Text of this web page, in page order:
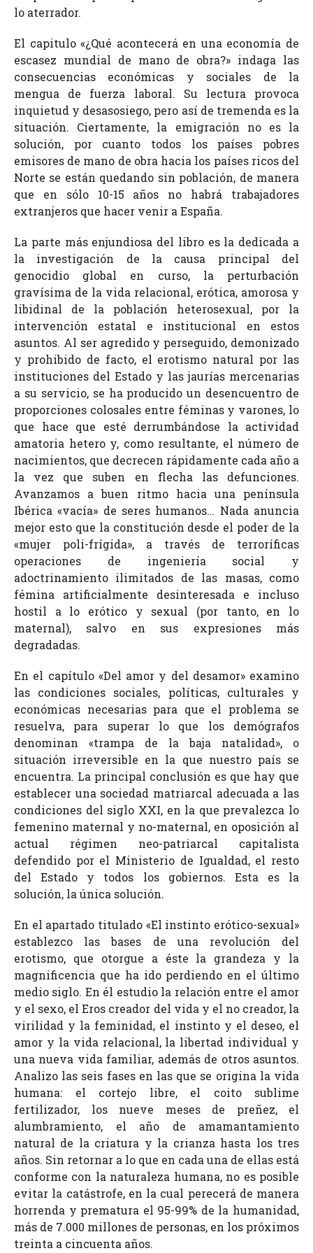
lo aterrador.
El capitulo «¿Qué acontecerá en una economía de
escasez mundial de mano de obra?» indaga las
consecuencias económicas y sociales de la
mengua de fuerza laboral. Su lectura provoca
inquietud y desasosiego, pero así de tremenda es la
situación. Ciertamente, la emigración no es la
solución, por cuanto todos los países pobres
emisores de mano de obra hacia los países ricos del
Norte se están quedando sin población, de manera
que en sólo 10-15 años no habrá trabajadores
extranjeros que hacer venir a España.
La parte más enjundiosa del libro es la dedicada a
la investigación de la causa principal del
genocidio global en curso, la perturbación
gravísima de la vida relacional, erótica, amorosa y
libidinal de la población heterosexual, por la
intervención estatal e institucional en estos
asuntos. Al ser agredido y perseguido, demonizado
y prohibido de facto, el erotismo natural por las
instituciones del Estado y las jaurías mercenarias
a su servicio, se ha producido un desencuentro de
proporciones colosales entre féminas y varones, lo
que hace que esté derrumbándose la actividad
amatoria hetero y, como resultante, el número de
nacimientos, que decrecen rápidamente cada año a
la vez que suben en flecha las defunciones.
Avanzamos a buen ritmo hacia una península
Ibérica «vacía» de seres humanos… Nada anuncia
mejor esto que la constitución desde el poder de la
«mujer poli-frígida», a través de terroríficas
operaciones de ingeniería social y
adoctrinamiento ilimitados de las masas, como
fémina artificialmente desinteresada e incluso
hostil a lo erótico y sexual (por tanto, en lo
maternal), salvo en sus expresiones más
degradadas.
En el capítulo «Del amor y del desamor» examino
las condiciones sociales, políticas, culturales y
económicas necesarias para que el problema se
resuelva, para superar lo que los demógrafos
denominan «trampa de la baja natalidad», o
situación irreversible en la que nuestro país se
encuentra. La principal conclusión es que hay que
establecer una sociedad matriarcal adecuada a las
condiciones del siglo XXI, en la que prevalezca lo
femenino maternal y no-maternal, en oposición al
actual régimen neo-patriarcal capitalista
defendido por el Ministerio de Igualdad, el resto
del Estado y todos los gobiernos. Esta es la
solución, la única solución.
En el apartado titulado «El instinto erótico-sexual»
establezco las bases de una revolución del
erotismo, que otorgue a éste la grandeza y la
magnificencia que ha ido perdiendo en el último
medio siglo. En él estudio la relación entre el amor
y el sexo, el Eros creador del vida y el no creador, la
virilidad y la feminidad, el instinto y el deseo, el
amor y la vida relacional, la libertad individual y
una nueva vida familiar, además de otros asuntos.
Analizo las seis fases en las que se origina la vida
humana: el cortejo libre, el coito sublime
fertilizador, los nueve meses de preñez, el
alumbramiento, el año de amamantamiento
natural de la criatura y la crianza hasta los tres
años. Sin retornar a lo que en cada una de ellas está
conforme con la naturaleza humana, no es posible
evitar la catástrofe, en la cual perecerá de manera
horrenda y prematura el 95-99% de la humanidad,
más de 7.000 millones de personas, en los próximos
treinta a cincuenta años.